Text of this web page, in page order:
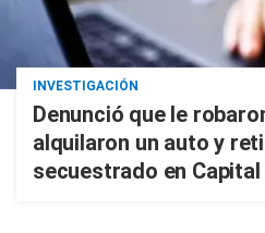
INVESTIGACIÓN
Denunció que le
alquilaron un auto y
secuestrado en Capital